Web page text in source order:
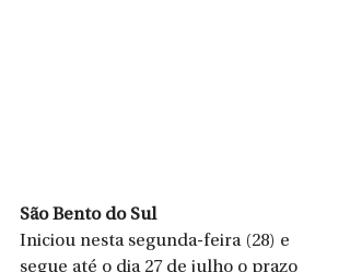
São Bento do Sul
Iniciou nesta segunda-feira (28) e
segue até o dia 27 de julho o prazo